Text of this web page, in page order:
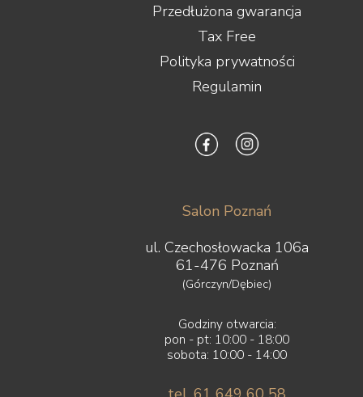
Przedłużona gwarancja
Tax Free
Polityka prywatności
Regulamin
Salon Poznań
ul. Czechosłowacka 106a
61-476 Poznań
(Górczyn/Dębiec)
Godziny otwarcia:
pon - pt: 10:00 - 18:00
sobota: 10:00 - 14:00